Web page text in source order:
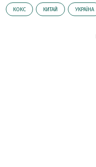
КОКС КИТАЙ УКРАЇНА